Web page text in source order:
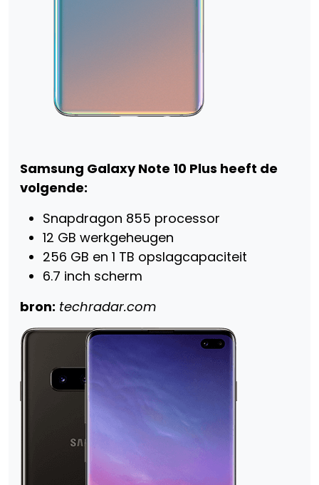
Samsung Galaxy Note 10 Plus heeft de
volgende:
Snapdragon 855 processor
12 GB werkgeheugen
256 GB en 1 TB opslagcapaciteit
6.7 inch scherm
bron: techradar.com